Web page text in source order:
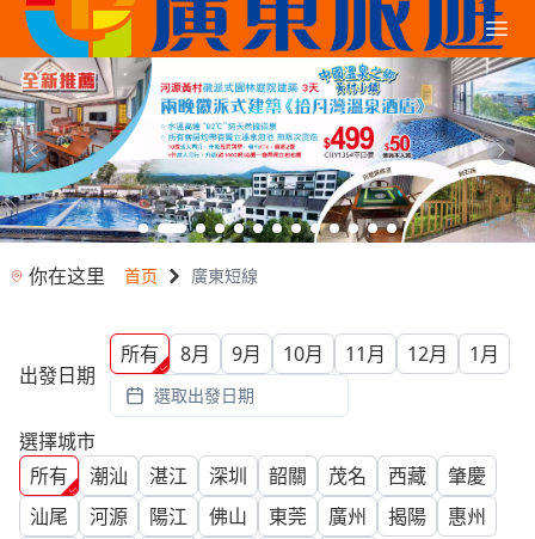
你在这里 首页 廣東短線
出發日期
所有 8月 9月 10月 11月 12月 1月
選取出發日期
選擇城市
所有
潮汕 湛江 深圳 韶關 茂名 西藏
肇慶
汕尾
河源 陽江 佛山 東莞 廣州 揭陽
惠州